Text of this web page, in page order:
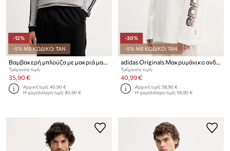
-12%
-5% ΜΕ ΚΩΔΙΚΟ: TAN
Βαμβακερή μπλούζα με μακριά μανίκια adidas Originals
Τρέχουσα τιμή:
35,90 €
Αρχική τιμή:40,90 €
Η χαμηλότερη τιμή:40,90 €
-30%
-5% ΜΕ ΚΩΔΙΚΟ: TAN
adidas Originals Μακρυμάνικο ανδρικό βαμβακερό
Τρέχουσα τιμή:
40,99 €
Αρχική τιμή:58,90 €
Η χαμηλότερη τιμή:58,90 €